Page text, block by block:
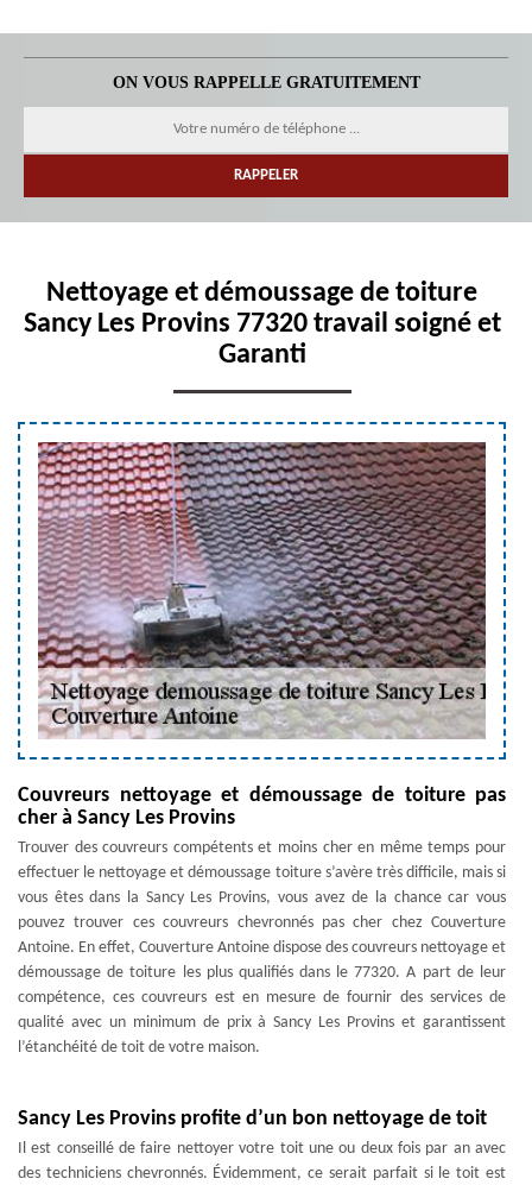
ON VOUS RAPPELLE GRATUITEMENT
Nettoyage et démoussage de toiture
Sancy Les Provins 77320 travail soigné et
Garanti
Couvreurs nettoyage et démoussage de toiture pas
cher à Sancy Les Provins
Trouver des couvreurs compétents et moins cher en même temps pour
effectuer le nettoyage et démoussage toiture s’avère très difficile, mais si
vous êtes dans la Sancy Les Provins, vous avez de la chance car vous
pouvez trouver ces couvreurs chevronnés pas cher chez Couverture
Antoine. En effet, Couverture Antoine dispose des couvreurs nettoyage et
démoussage de toiture les plus qualifiés dans le 77320. A part de leur
compétence, ces couvreurs est en mesure de fournir des services de
qualité avec un minimum de prix à Sancy Les Provins et garantissent
l’étanchéité de toit de votre maison.
Sancy Les Provins profite d’un bon nettoyage de toit
Il est conseillé de faire nettoyer votre toit une ou deux fois par an avec
des techniciens chevronnés. Évidemment, ce serait parfait si le toit est